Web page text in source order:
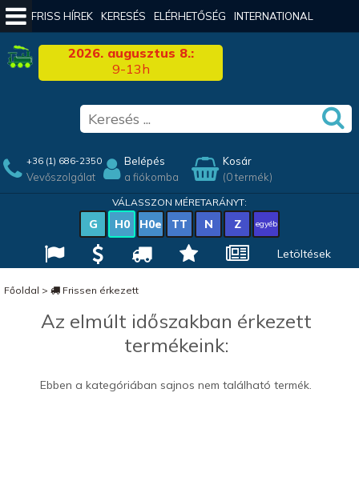
FRISS HÍREK KERESÉS ELÉRHETŐSÉG INTERNATIONAL
2026. augusztus 8.:
9-13h
+36 (1) 686-2350
Vevőszolgálat
Belépés
a fiókomba
Kosár
(0 termék)
VÁLASSZON MÉRETARÁNYT:
G H0 H0e TT N Z egyéb
Letöltések
Főoldal > Frissen érkezett
Az elmúlt időszakban érkezett
termékeink:
Ebben a kategóriában sajnos nem található termék.